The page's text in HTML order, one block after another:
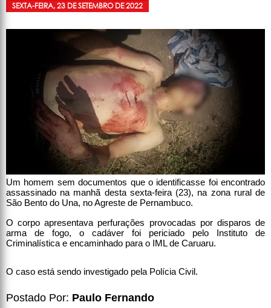
SEXTA-FEIRA, 23 DE SETEMBRO DE 2022
Um homem sem documentos que o identificasse foi encontrado
assassinado na manhã desta sexta-feira (23), na zona rural de
São Bento do Una, no Agreste de Pernambuco.
O corpo apresentava perfurações provocadas por disparos de
arma de fogo, o cadáver foi periciado pelo Instituto de
Criminalística e encaminhado para o IML de Caruaru.
O caso está sendo investigado pela Polícia Civil.
Postado Por: Paulo Fernando